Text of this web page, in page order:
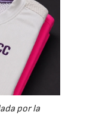
por la